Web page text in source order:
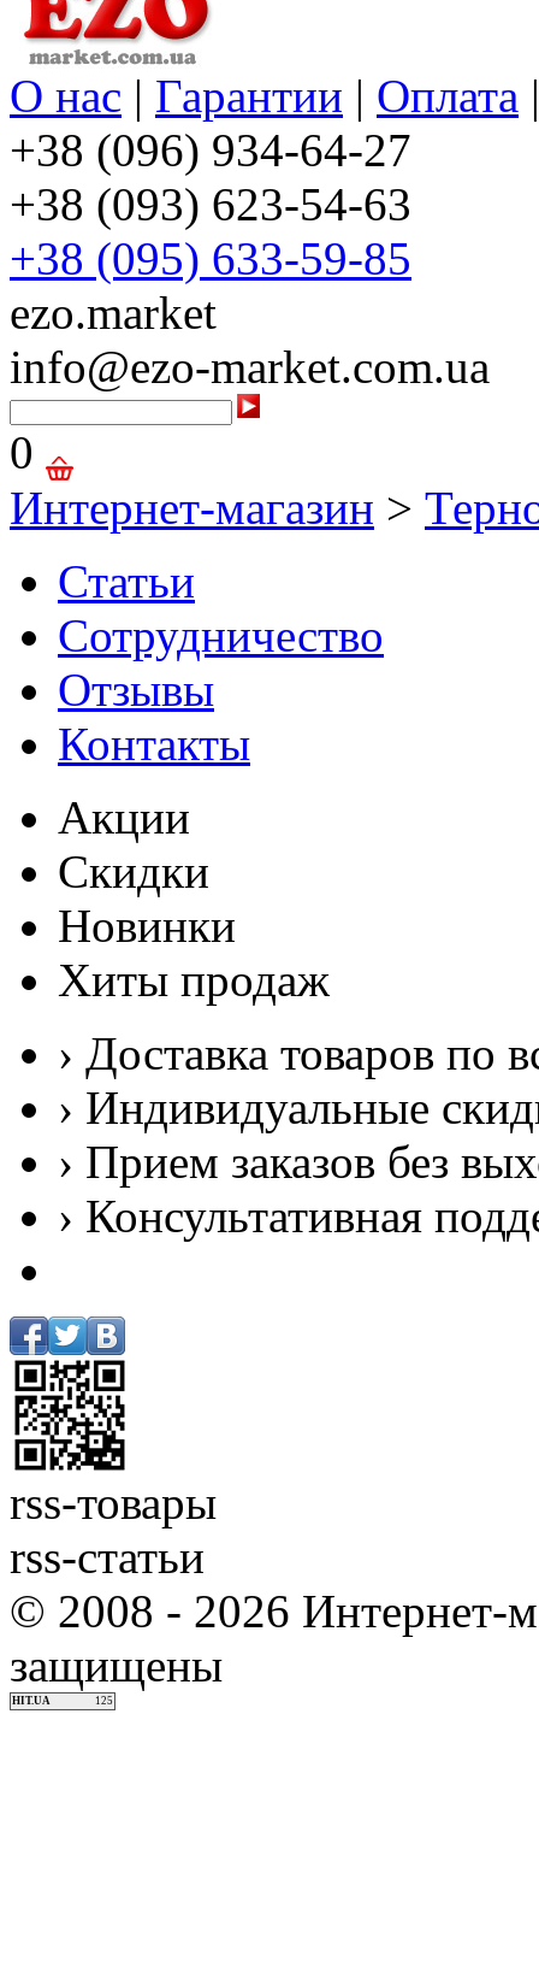
О нас | Гарантии | Оплата
+38 (096) 934-64-27
+38 (093) 623-54-63
+38 (095) 633-59-85
ezo.market
info@ezo-market.com.ua
0
Интернет-магазин >
Статьи
Сотрудничество
Отзывы
Контакты
Акции
Скидки
Новинки
Хиты продаж
› Доставка товаров по
› Индивидуальные
› Прием заказов без
› Консультативная
rss-товары
rss-статьи
© 2008 - 2026 Интернет-
защищены
HIT.UA 125